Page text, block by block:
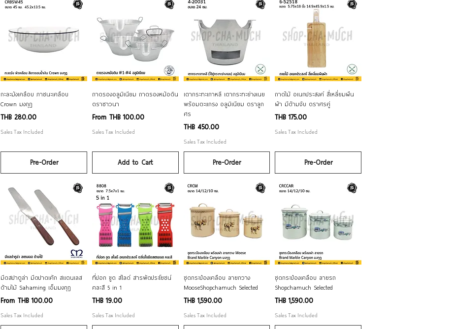
Quick View
กะละมังเคลือบ ภาชนะเคลือบ
Crown มงกุฎ
Price
THB 280.00
Sales Tax Included
Pre-Order
Quick View
ถาดรองอลูมิเนียม ถาดรองหม้อดิน
ตราชาวนา
From THB 100.00
Sale Price
Sales Tax Included
Add to Cart
Quick View
เตากระทะเกาหลี เตากระทะย่างเนย
พร้อมตะแกรง อลูมิเนียม ตราลูก
ศร
Price
THB 450.00
Sales Tax Included
Pre-Order
Quick View
ถาดไม้ อเนกประสงค์ สี่เหลี่ยมผืน
ผ้า มีด้ามจับ ตราศรคู่
Price
THB 175.00
Sales Tax Included
Pre-Order
Quick View
มีดสปาตูล่า มีดปาดเค้ก สแตนเลส
ด้ามไม้ Sahaming เอ็มมงกุฎ
FromTHB 100.00
Sale Price
Sales Tax Included
Quick View
ที่ปอก ขูด สไลด์ สารพัดประโยชน์
คละสี 5 in 1
Price
THB 19.00
Sales Tax Included
Quick View
ชุดกระป๋องเคลือบ ลายกวาง
MooseShopchamuch Selected
Price
THB 1,590.00
Sales Tax Included
Quick View
ชุดกระป๋องเคลือบ ลายรถ
Shopchamuch Selected
Price
THB 1,590.00
Sales Tax Included